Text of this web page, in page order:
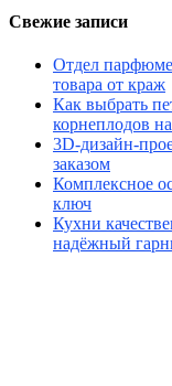
Свежие записи
Отдел
товара от краж
Как выбрать
корнеплодов
3D-дизайн-
заказом
Комплексное
ключ
Кухни
надёжный